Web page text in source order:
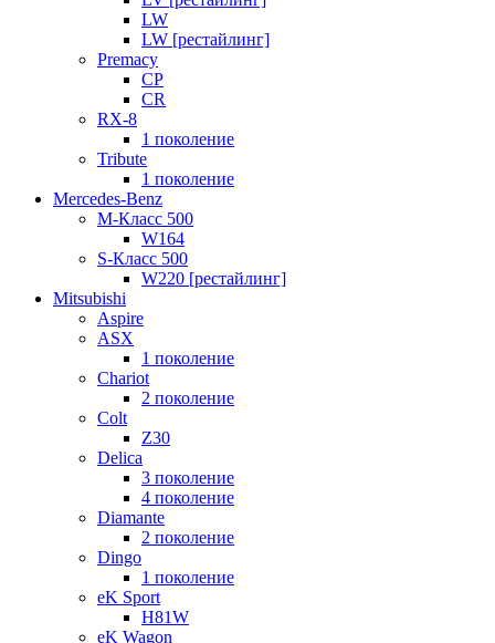
LW
LW [рестайлинг]
Premacy
CP
CR
RX-8
1 поколение
Tribute
1 поколение
Mercedes-Benz
M-Класс 500
W164
S-Класс 500
W220 [рестайлинг]
Mitsubishi
Aspire
ASX
1 поколение
Chariot
2 поколение
Colt
Z30
Delica
3 поколение
4 поколение
Diamante
2 поколение
Dingo
1 поколение
eK Sport
H81W
eK Wagon